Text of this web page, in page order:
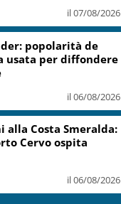
il 07/08/2026
popolarità de
usata per diffondere
il 06/08/2026
alla Costa Smeralda:
Cervo ospita
il 06/08/2026